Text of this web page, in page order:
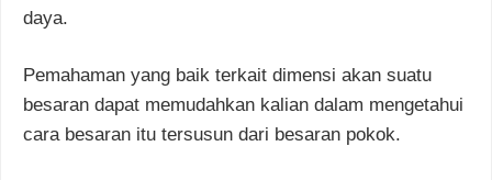
daya.
Pemahaman yang baik terkait dimensi akan suatu
besaran dapat memudahkan kalian dalam mengetahui
cara besaran itu tersusun dari besaran pokok.